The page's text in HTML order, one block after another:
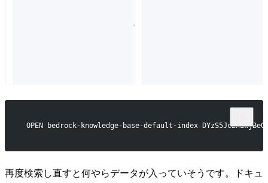
OPEN bedrock-knowledge-base-default-index
再度検索し直すと何やらデータが入っていそうです。ドキュ